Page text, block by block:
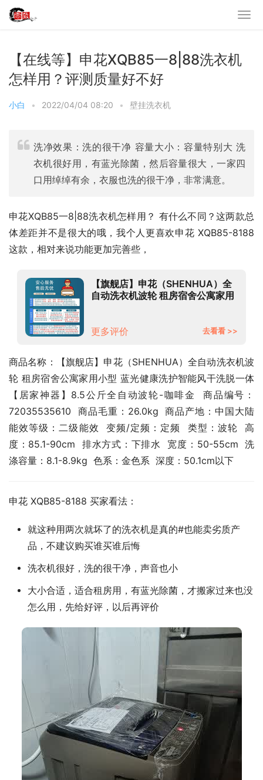
【在线等】申花XQB85一8|88洗衣机
怎样用？评测质量好不好
小白 • 2022/04/04 08:20 • 壁挂洗衣机
洗净效果：洗的很干净 容量大小：容量特别大 洗
衣机很好用，有蓝光除菌，然后容量很大，一家四
口用绰绰有余，衣服也洗的很干净，非常满意。
申花XQB85一8|88洗衣机怎样用？ 有什么不同？这两款总
体差距并不是很大的哦，我个人更喜欢申花 XQB85-8188
这款，相对来说功能更加完善些，
【旗舰店】申花（SHENHUA）全
自动洗衣机波轮 租房宿舍公寓家用
轮-咖啡金
更多评价 去看看 >>
商品名称：【旗舰店】申花（SHENHUA）全自动洗衣机波
轮 租房宿舍公寓家用小型 蓝光健康洗护智能风干洗脱一体
【居家神器】8.5公斤全自动波轮-咖啡金  商品编号：
72035535610  商品毛重：26.0kg  商品产地：中国大陆
能效等级：二级能效  变频/定频：定频  类型：波轮  高
度：85.1-90cm  排水方式：下排水  宽度：50-55cm  洗
涤容量：8.1-8.9kg  色系：金色系  深度：50.1cm以下
申花 XQB85-8188 买家看法：
就这种用两次就坏了的洗衣机是真的#也能卖劣质产
品，不建议购买谁买谁后悔
洗衣机很好，洗的很干净，声音也小
大小合适，适合租房用，有蓝光除菌，才搬家过来也没
怎么用，先给好评，以后再评价